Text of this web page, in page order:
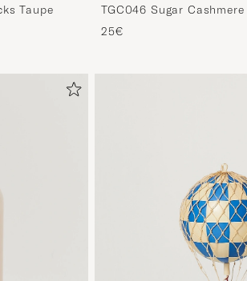
Taupe
TGC046 Sugar
25€